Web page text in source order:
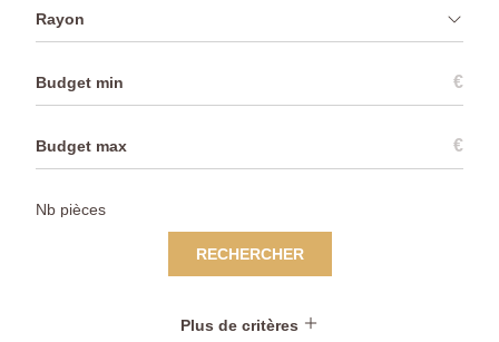
Rayon
€
€
RECHERCHER
Plus de critères